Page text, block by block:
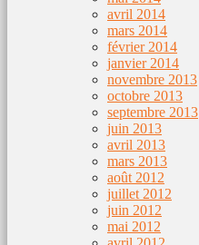
avril 2014
mars 2014
février 2014
janvier 2014
novembre 2013
octobre 2013
septembre 2013
juin 2013
avril 2013
mars 2013
août 2012
juillet 2012
juin 2012
mai 2012